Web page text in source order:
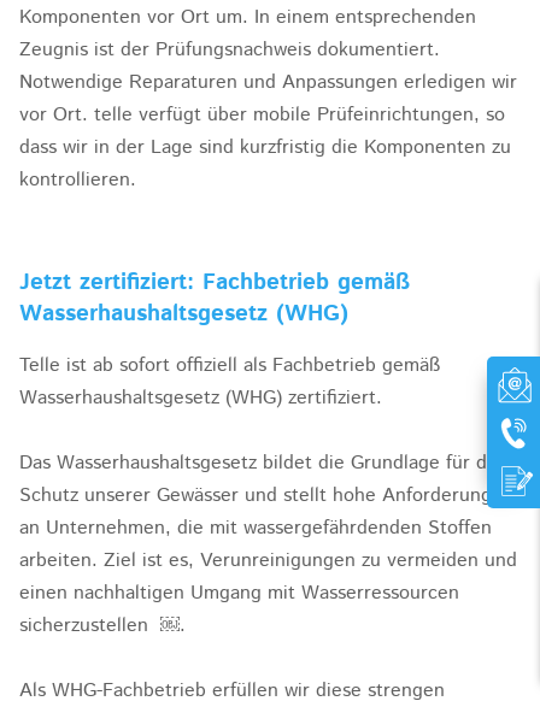
Komponenten vor Ort um. In einem entsprechenden
Zeugnis ist der Prüfungsnachweis dokumentiert.
Notwendige Reparaturen und Anpassungen erledigen wir
vor Ort. telle verfügt über mobile Prüfeinrichtungen, so
dass wir in der Lage sind kurzfristig die Komponenten zu
kontrollieren.
Jetzt zertifiziert: Fachbetrieb gemäß
Wasserhaushaltsgesetz (WHG)
Telle ist ab sofort offiziell als Fachbetrieb gemäß
Wasserhaushaltsgesetz (WHG) zertifiziert.
Das Wasserhaushaltsgesetz bildet die Grundlage für den
Schutz unserer Gewässer und stellt hohe Anforderungen
an Unternehmen, die mit wassergefährdenden Stoffen
arbeiten. Ziel ist es, Verunreinigungen zu vermeiden und
einen nachhaltigen Umgang mit Wasserressourcen
sicherzustellen ￼.
Als WHG-Fachbetrieb erfüllen wir diese strengen